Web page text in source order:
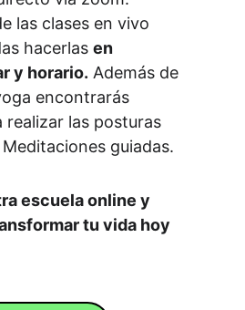
las clases en vivo
hacerlas en
y horario. Además de
encontrarás
realizar las posturas
guiadas.
escuela online y
tu vida hoy